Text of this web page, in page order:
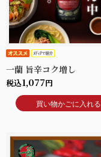
一蘭 旨辛コク増し
税込1,077円
買い物かごに入れる